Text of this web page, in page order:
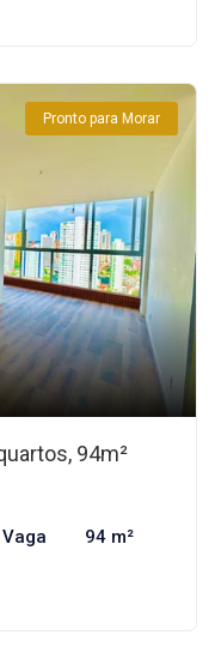
Pronto para Morar
94m²
94 m²